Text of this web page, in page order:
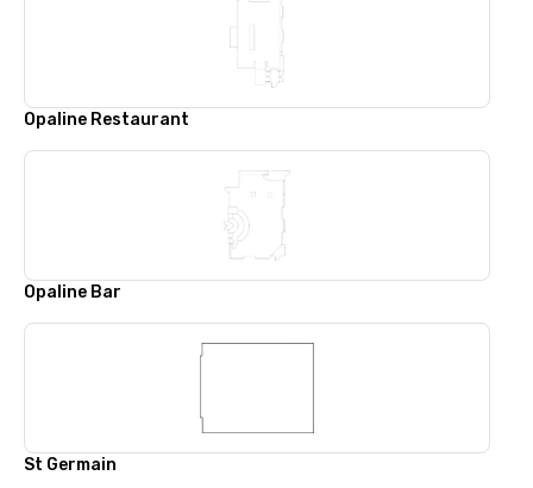
Opaline Restaurant
Opaline Bar
St Germain